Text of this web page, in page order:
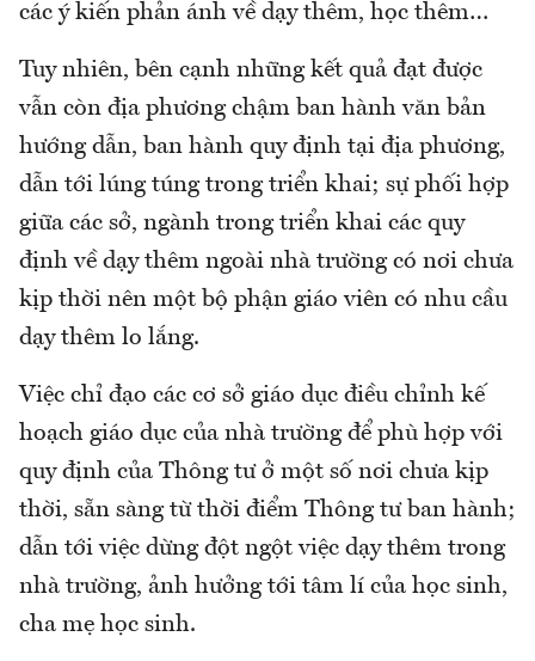
các ý kiến phản ánh về dạy thêm, học thêm…
Tuy nhiên, bên cạnh những kết quả đạt được
vẫn còn địa phương chậm ban hành văn bản
hướng dẫn, ban hành quy định tại địa phương,
dẫn tới lúng túng trong triển khai; sự phối hợp
giữa các sở, ngành trong triển khai các quy
định về dạy thêm ngoài nhà trường có nơi chưa
kịp thời nên một bộ phận giáo viên có nhu cầu
dạy thêm lo lắng.
Việc chỉ đạo các cơ sở giáo dục điều chỉnh kế
hoạch giáo dục của nhà trường để phù hợp với
quy định của Thông tư ở một số nơi chưa kịp
thời, sẵn sàng từ thời điểm Thông tư ban hành;
dẫn tới việc dừng đột ngột việc dạy thêm trong
nhà trường, ảnh hưởng tới tâm lí của học sinh,
cha mẹ học sinh.